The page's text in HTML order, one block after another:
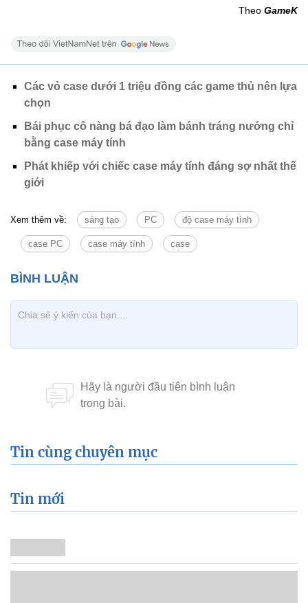
Theo GameK
Các vỏ case dưới 1 triệu đồng các game thủ nên lựa
chọn
Bái phục cô nàng bá đạo làm bánh tráng nướng chỉ
bằng case máy tính
Phát khiếp với chiếc case máy tính đáng sợ nhất thế
giới
Xem thêm về: sáng tạo PC độ case máy tính
case PC case máy tính case
Tin cùng chuyên mục
Tin mới